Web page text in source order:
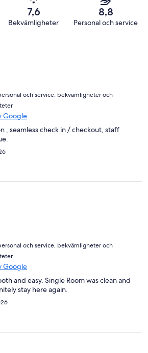
7,6
Bekvämligheter
8,8
Personal och service
och service, bekvämligheter och
Google
, seamless check in / checkout, staff
och service, bekvämligheter och
Google
and easy. Single Room was clean and
stay here again.